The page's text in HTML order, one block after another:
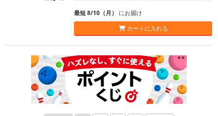
最短 8/10（月） にお届け
カートに入れる